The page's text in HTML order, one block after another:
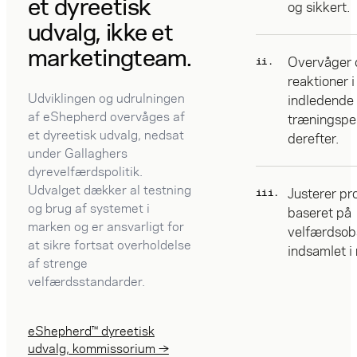
udvalg, ikke et
marketingteam.
Udviklingen og udrulningen
af eShepherd overvåges af
et dyreetisk udvalg, nedsat
under Gallaghers
dyrevelfærdspolitik.
Udvalget dækker al testning
og brug af systemet i
marken og er ansvarligt for
at sikre fortsat overholdelse
af strenge
velfærdsstandarder.
eShepherd™ dyreetisk
udvalg, kommissorium →
og sikkert.
ii.
Overvåger
reaktioner
indledende
derefter.
iii.
Justerer
baseret på
indsamlet i